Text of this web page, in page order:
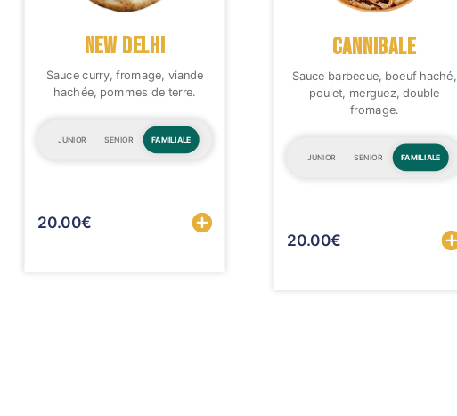
NEW DELHI
Sauce curry, fromage, viande
hachée, pommes de terre.
JUNIOR SENIOR FAMILIALE
20.00€
CANNIBALE
Sauce barbecue, boeuf haché,
poulet, merguez, double
fromage.
JUNIOR SENIOR FAMILIALE
20.00€